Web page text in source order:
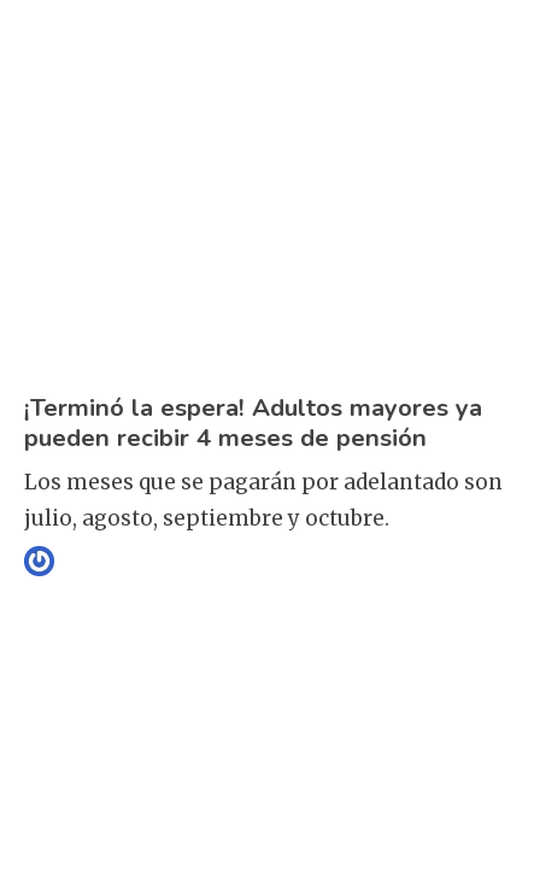
¡Terminó la espera! Adultos mayores ya
pueden recibir 4 meses de pensión
Los meses que se pagarán por adelantado son
julio, agosto, septiembre y octubre.